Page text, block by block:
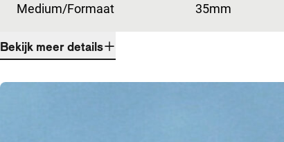
Medium/Formaat 35mm
Bekijk meer details